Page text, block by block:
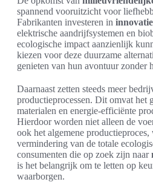
spannend vooruitzicht voor
Fabrikanten investeren in
elektrische aandrijfsystemen en
ecologische impact aanzienlijk
kiezen voor deze duurzame
genieten van hun avontuur zonder
Daarnaast zetten steeds meer
productieprocessen. Dit omvat het
materialen en energie-efficiënte
Hierdoor worden niet alleen de
ook het algemene productieproces,
vermindering van de totale
consumenten die op zoek zijn naar
is het belangrijk om te letten op
waarborgen.